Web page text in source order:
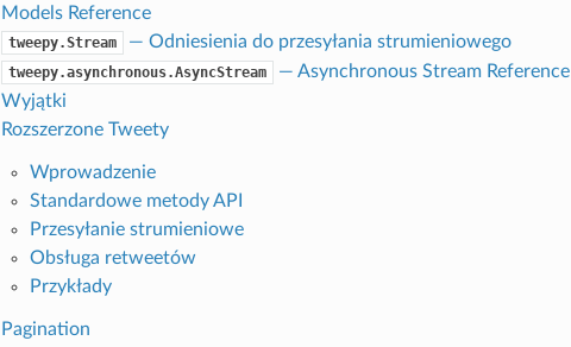
Models Reference
tweepy.Stream — Odniesienia do przesyłania strumieniowego
tweepy.asynchronous.AsyncStream
— Asynchronous Stream Reference
Wyjątki
Rozszerzone Tweety
Wprowadzenie
Standardowe metody API
Przesyłanie strumieniowe
Obsługa retweetów
Przykłady
Pagination